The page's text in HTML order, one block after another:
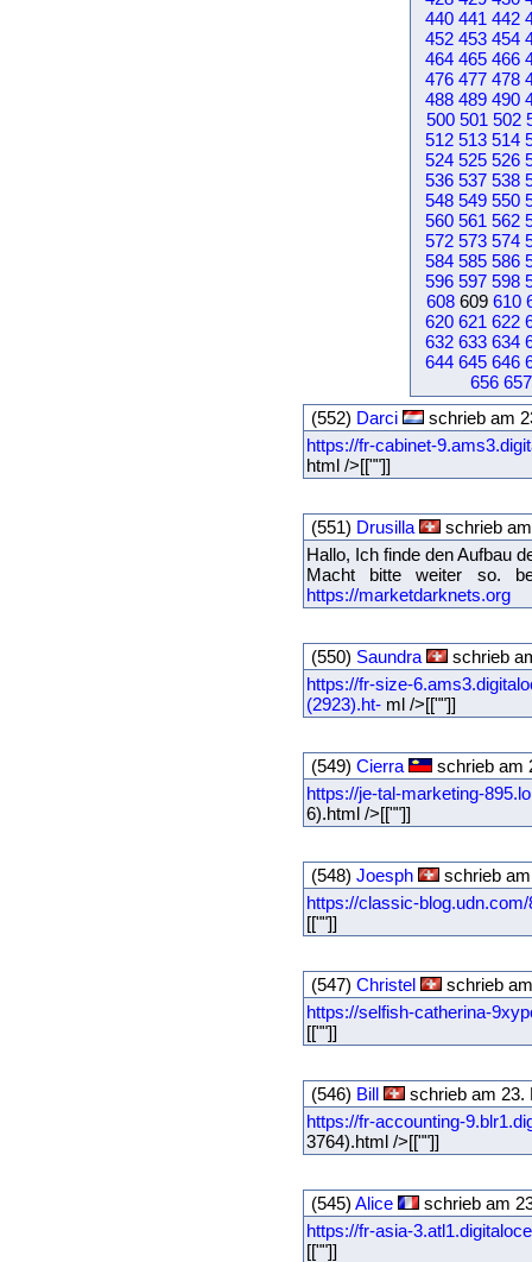
440 441 442
452 453 454
464 465 466
476 477 478
488 489 490
500 501 502
512 513 514
524 525 526
536 537 538
548 549 550
560 561 562
572 573 574
584 585 586
596 597 598
608609 610
620 621 622
632 633 634
644 645 646
656 657
(552) Darci
schrieb am
https://fr-cabinet-
html />[[""]]
(551) Drusilla
schrieb
Hallo, Ich finde den Aufbau
Macht bitte weiter so.
https://marketdarknets.org
(550) Saundra
schrieb
https://fr-size-
(2923).ht- ml />[[""]]
(549) Cierra
schrieb am
https://je-tal-marketing-
6).html />[[""]]
(548) Joesph
schrieb
https://classic-
[[""]]
(547) Christel
schrieb
https://selfish-catherina-
[[""]]
(546) Bill
schrieb am
https://fr-accounting-
3764).html />[[""]]
(545) Alice
schrieb am
https://fr-asia-
[[""]]